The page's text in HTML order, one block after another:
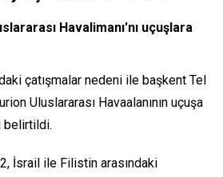
Havalimanı'nı uçuşlara
çatışmalar nedeni ile başkent Tel
Uluslararası Havaalanının uçuşa
belirtildi.
İsrail ile Filistin arasındaki